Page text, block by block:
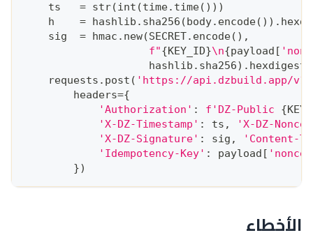
    ts
= str(int (time. time( ) ) )
    h
= hashlib . sha256 (body. encode( ) ) .
    sig
= hmac . new(SECRET. encode( ) ,
f"{KEY_ID}\n{payload [
                    hashlib
. sha256) . hexdigest
    requests
. post ( 'https://api.dzbuild.app/v1/
        headers
={
'Authorization' : f'DZ-Public {
'X-DZ-Timestamp' : ts , 'X-DZ-Nonce'
'X-DZ-Signature' : sig ,
'Content-
'Idempotency-Key' : payload [ 'nonce'
})
الأخطاء